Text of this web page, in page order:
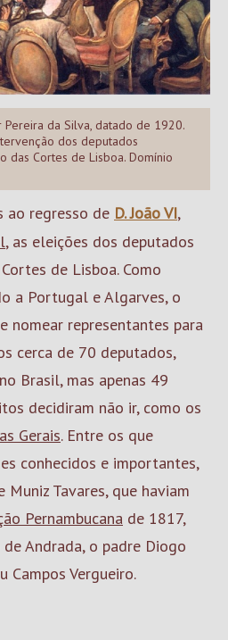
da Silva, datado de 1920.
dos deputados
das Cortes de Lisboa. Domínio
ao regresso de D. João VI,
, as eleições dos deputados
de Lisboa. Como
a Portugal e Algarves, o
nomear representantes para
cerca de 70 deputados,
Brasil, mas apenas 49
decidiram não ir, como os
Gerais. Entre os que
conhecidos e importantes,
Muniz Tavares, que haviam
Pernambucana de 1817,
Andrada, o padre Diogo
Vergueiro.